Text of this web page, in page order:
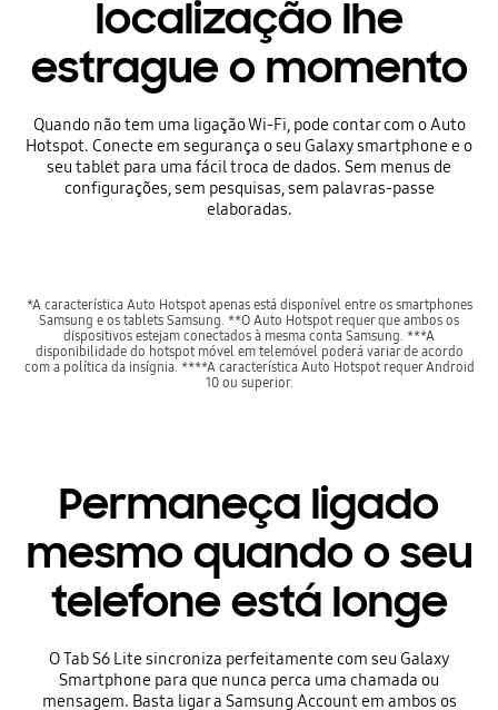
localização lhe
estrague o momento
Quando não tem uma ligação Wi-Fi, pode contar com o Auto
Hotspot. Conecte em segurança o seu Galaxy smartphone e o
seu tablet para uma fácil troca de dados. Sem menus de
configurações, sem pesquisas, sem palavras-passe
elaboradas.
*A característica Auto Hotspot apenas está disponível entre os smartphones
Samsung e os tablets Samsung. **O Auto Hotspot requer que ambos os
dispositivos estejam conectados à mesma conta Samsung. ***A
disponibilidade do hotspot móvel em telemóvel poderá variar de acordo
com a política da insígnia. ****A característica Auto Hotspot requer Android
10 ou superior.
Permaneça ligado
mesmo quando o seu
telefone está longe
O Tab S6 Lite sincroniza perfeitamente com seu Galaxy
Smartphone para que nunca perca uma chamada ou
mensagem. Basta ligar a Samsung Account em ambos os